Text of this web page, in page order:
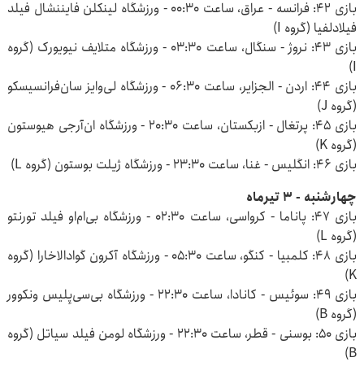
بازی ۴۲: فرانسه - عراق، ساعت ۰۰:۳۰ - ورزشگاه لینکلن فایننشال فیلد
فیلادلفیا (گروه I)
بازی ۴۳: نروژ - سنگال، ساعت ۰۳:۳۰ - ورزشگاه متلایف نیویورک (گروه
I)
بازی ۴۴: اردن - الجزایر، ساعت ۰۶:۳۰ - ورزشگاه لی‌وایز سان‌فرانسیسکو
(گروه J)
بازی ۴۵: پرتغال - ازبکستان، ساعت ۲۰:۳۰ - ورزشگاه ان‌آرجی هیوستون
(گروه K)
بازی ۴۶: انگلیس - غنا، ساعت ۲۳:۳۰ - ورزشگاه ژیلت بوستون (گروه L)
چهارشنبه - ۳ تیرماه
بازی ۴۷: پاناما - کرواسی، ساعت ۰۲:۳۰ - ورزشگاه بی‌ام‌او فیلد تورنتو
(گروه L)
بازی ۴۸: کلمبیا - کنگو، ساعت ۰۵:۳۰ - ورزشگاه آکرون گوادالاخارا (گروه
K)
بازی ۴۹: سوئیس - کانادا، ساعت ۲۲:۳۰ - ورزشگاه بی‌سی‌پِلیس ونکوور
(گروه B)
بازی ۵۰: بوسنی - قطر، ساعت ۲۲:۳۰ - ورزشگاه لومن فیلد سیاتل (گروه
B)